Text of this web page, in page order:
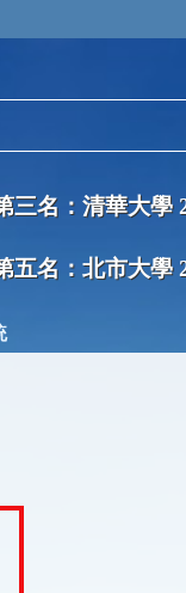
名：清華大
名：北市大